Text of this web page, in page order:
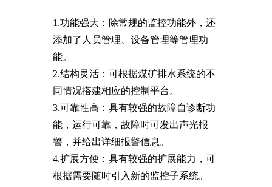
1.功能强大：除常规的监控功能外，还
添加了人员管理、设备管理等管理功
能。
2.结构灵活：可根据煤矿排水系统的不
同情况搭建相应的控制平台。
3.可靠性高：具有较强的故障自诊断功
能，运行可靠，故障时可发出声光报
警，并给出详细报警信息。
4.扩展方便：具有较强的扩展能力，可
根据需要随时引入新的监控子系统。